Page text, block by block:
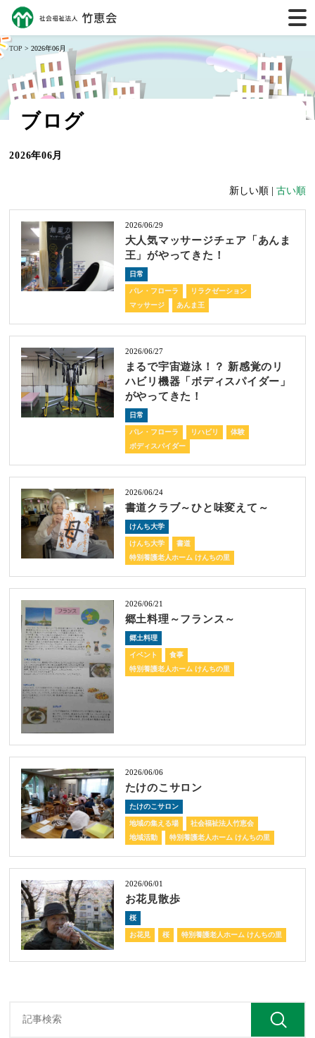
TOP > 2026年06月
ブログ
2026年06月
新しい順 | 古い順
2026/06/29
大人気マッサージチェア「あんま
王」がやってきた！
日常
パレ・フローラ
リラクゼーション
マッサージ
あんま王
2026/06/27
まるで宇宙遊泳！？ 新感覚のリ
ハビリ機器「ボディスパイダー」
がやってきた！
日常
パレ・フローラ リハビリ
体験
ボディスパイダー
2026/06/24
書道クラブ～ひと味変えて～
けんち大学
けんち大学
書道
特別養護老人ホーム けんちの里
2026/06/21
郷土料理～フランス～
郷土料理
イベント
食事
特別養護老人ホーム けんちの里
2026/06/06
たけのこサロン
たけのこサロン
地域の集える場
社会福祉法人竹恵会
地域活動
特別養護老人ホーム けんちの里
2026/06/01
お花見散歩
桜
お花見 桜 特別養護老人ホーム けんちの里